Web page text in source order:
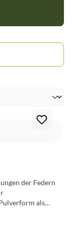
der Federn
als
der